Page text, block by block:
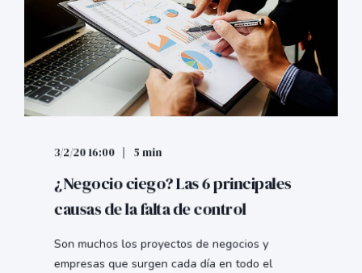
3/2/20 16:00 5 min
¿Negocio ciego? Las 6 principales
causas de la falta de control
Son muchos los proyectos de negocios y
empresas que surgen cada día en todo el